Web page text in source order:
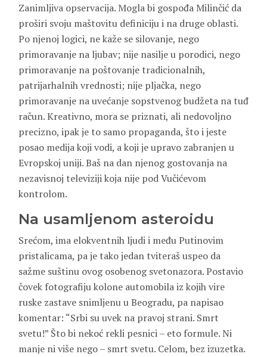
Zanimljiva opservacija. Mogla bi gospođa Milinčić da
proširi svoju maštovitu definiciju i na druge oblasti.
Po njenoj logici, ne kaže se silovanje, nego
primoravanje na ljubav; nije nasilje u porodici, nego
primoravanje na poštovanje tradicionalnih,
patrijarhalnih vrednosti; nije pljačka, nego
primoravanje na uvećanje sopstvenog budžeta na tuđ
račun. Kreativno, mora se priznati, ali nedovoljno
precizno, ipak je to samo propaganda, što i jeste
posao medija koji vodi, a koji je upravo zabranjen u
Evropskoj uniji. Baš na dan njenog gostovanja na
nezavisnoj televiziji koja nije pod Vučićevom
kontrolom.
Na usamljenom asteroidu
Srećom, ima elokventnih ljudi i među Putinovim
pristalicama, pa je tako jedan tviteraš uspeo da
sažme suštinu ovog osobenog svetonazora. Postavio
čovek fotografiju kolone automobila iz kojih vire
ruske zastave snimljenu u Beogradu, pa napisao
komentar: “Srbi su uvek na pravoj strani. Smrt
svetu!” Što bi nekoć rekli pesnici – eto formule. Ni
manje ni više nego – smrt svetu. Celom, bez izuzetka.